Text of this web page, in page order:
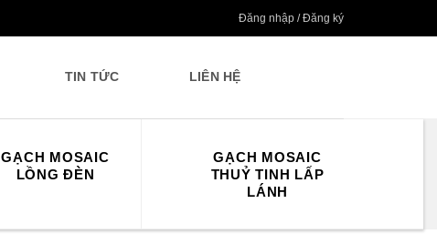
Đăng nhập / Đăng ký
TIN TỨC LIÊN HỆ
GẠCH MOSAIC
LỒNG ĐÈN
GẠCH MOSAIC
THUỶ TINH LẤP
LÁNH